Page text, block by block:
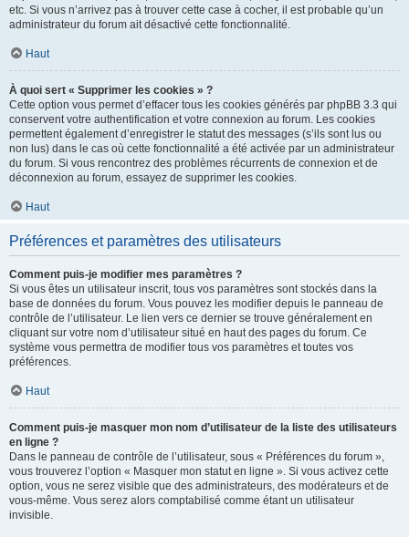
etc. Si vous n’arrivez pas à trouver cette case à cocher, il est probable qu’un
administrateur du forum ait désactivé cette fonctionnalité.
Haut
À quoi sert « Supprimer les cookies » ?
Cette option vous permet d’effacer tous les cookies générés par phpBB 3.3 qui
conservent votre authentification et votre connexion au forum. Les cookies
permettent également d’enregistrer le statut des messages (s’ils sont lus ou
non lus) dans le cas où cette fonctionnalité a été activée par un administrateur
du forum. Si vous rencontrez des problèmes récurrents de connexion et de
déconnexion au forum, essayez de supprimer les cookies.
Haut
Préférences et paramètres des utilisateurs
Comment puis-je modifier mes paramètres ?
Si vous êtes un utilisateur inscrit, tous vos paramètres sont stockés dans la
base de données du forum. Vous pouvez les modifier depuis le panneau de
contrôle de l’utilisateur. Le lien vers ce dernier se trouve généralement en
cliquant sur votre nom d’utilisateur situé en haut des pages du forum. Ce
système vous permettra de modifier tous vos paramètres et toutes vos
préférences.
Haut
Comment puis-je masquer mon nom d’utilisateur de la liste des utilisateurs
en ligne ?
Dans le panneau de contrôle de l’utilisateur, sous « Préférences du forum »,
vous trouverez l’option « Masquer mon statut en ligne ». Si vous activez cette
option, vous ne serez visible que des administrateurs, des modérateurs et de
vous-même. Vous serez alors comptabilisé comme étant un utilisateur
invisible.